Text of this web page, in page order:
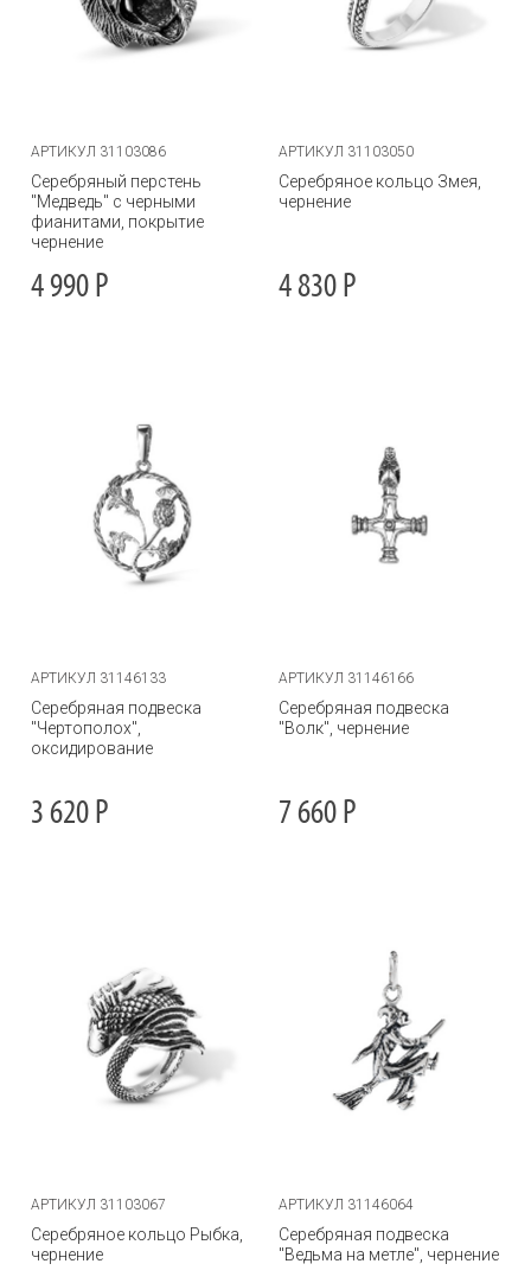
АРТИКУЛ 31103086
Серебряный перстень
"Медведь" с черными
фианитами, покрытие
чернение
4 990 Р
АРТИКУЛ 31103050
Серебряное кольцо Змея,
чернение
4 830 Р
АРТИКУЛ 31146133
Серебряная подвеска
"Чертополох",
оксидирование
3 620 Р
АРТИКУЛ 31146166
Серебряная подвеска
"Волк", чернение
7 660 Р
АРТИКУЛ 31103067
Серебряное кольцо Рыбка,
чернение
АРТИКУЛ 31146064
Серебряная подвеска
"Ведьма на метле", чернение